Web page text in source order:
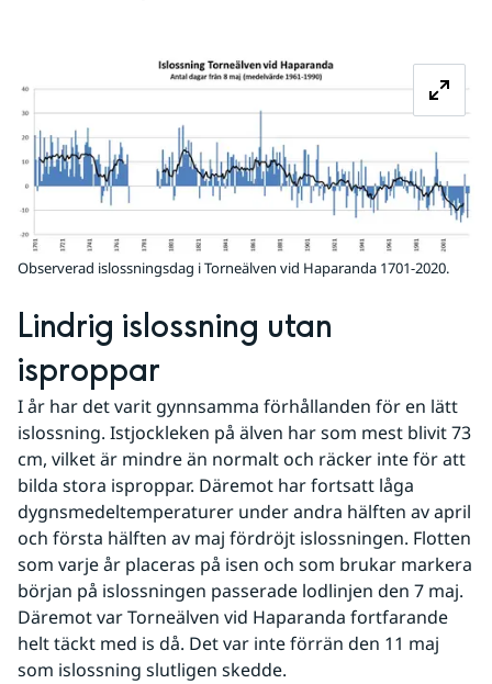
Observerad islossningsdag i Torneälven vid Haparanda 1701-2020.
Lindrig islossning utan
isproppar
I år har det varit gynnsamma förhållanden för en lätt
islossning. Istjockleken på älven har som mest blivit 73
cm, vilket är mindre än normalt och räcker inte för att
bilda stora isproppar. Däremot har fortsatt låga
dygnsmedeltemperaturer under andra hälften av april
och första hälften av maj fördröjt islossningen. Flotten
som varje år placeras på isen och som brukar markera
början på islossningen passerade lodlinjen den 7 maj.
Däremot var Torneälven vid Haparanda fortfarande
helt täckt med is då. Det var inte förrän den 11 maj
som islossning slutligen skedde.